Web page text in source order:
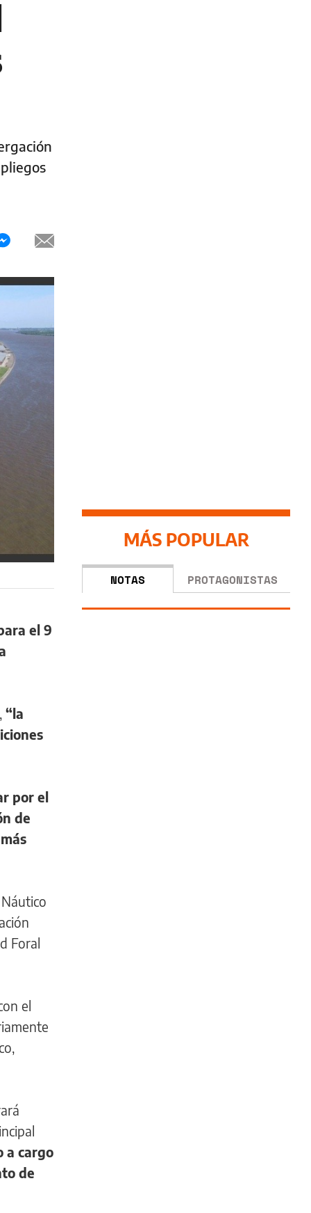
el 9
“la
por el
de
Foral
el
a cargo
de
MÁS POPULAR
NOTAS PROTAGONISTAS